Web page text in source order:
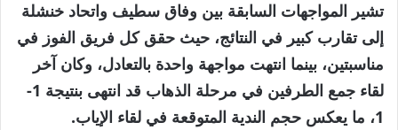
تشير المواجهات السابقة بين وفاق سطيف واتحاد خنشلة
إلى تقارب كبير في النتائج، حيث حقق كل فريق الفوز في
مناسبتين، بينما انتهت مواجهة واحدة بالتعادل، وكان آخر
لقاء جمع الطرفين في مرحلة الذهاب قد انتهى بنتيجة 1-
1، ما يعكس حجم الندية المتوقعة في لقاء الإياب.